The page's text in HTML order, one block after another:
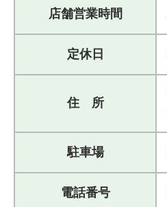
店舗営業時間
定休日
住 所
駐車場
電話番号